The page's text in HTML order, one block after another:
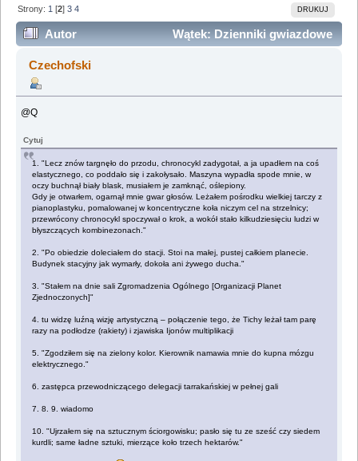
DRUKUJ
Strony: 1 [2]3 4
Autor
Wątek: Dzienniki gwiazdowe
- ilustracje by Czechofski (Przeczytany 57250 razy)
Czechofski
@Q
Cytuj
1. "Lecz znów targnęło do przodu, chronocykl zadygotał, a ja upadłem na coś
elastycznego, co poddało się i zakołysało. Maszyna wypadła spode mnie, w
oczy buchnął biały blask, musiałem je zamknąć, oślepiony.
Gdy je otwarłem, ogarnął mnie gwar głosów. Leżałem pośrodku wielkiej tarczy z
pianoplastyku, pomalowanej w koncentryczne koła niczym cel na strzelnicy;
przewrócony chronocykl spoczywał o krok, a wokół stało kilkudziesięciu ludzi w
błyszczących kombinezonach."
2. "Po obiedzie doleciałem do stacji. Stoi na małej, pustej całkiem planecie.
Budynek stacyjny jak wymarły, dokoła ani żywego ducha."
3. "Stałem na dnie sali Zgromadzenia Ogólnego [Organizacji Planet
Zjednoczonych]"
4. tu widzę luźną wizję artystyczną – połączenie tego, że Tichy leżał tam parę
razy na podłodze (rakiety) i zjawiska Ijonów multiplikacji
5. "Zgodziłem się na zielony kolor. Kierownik namawia mnie do kupna mózgu
elektrycznego."
6. zastępca przewodniczącego delegacji tarrakańskiej w pełnej gali
7. 8. 9. wiadomo
10. "Ujrzałem się na sztucznym ściorgowisku; pasło się tu ze sześć czy siedem
kurdli; same ładne sztuki, mierzące koło trzech hektarów."